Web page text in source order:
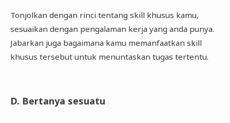
Tonjolkan dengan rinci tentang skill khusus kamu,
sesuaikan dengan pengalaman kerja yang anda punya.
Jabarkan juga bagaimana kamu memanfaatkan skill
khusus tersebut untuk menuntaskan tugas tertentu.
D. Bertanya sesuatu